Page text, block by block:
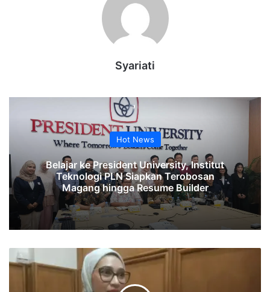
Syariati
Hot News
Belajar ke President University, Institut
Teknologi PLN Siapkan Terobosan
Magang hingga Resume Builder
Angkie
Yudistia